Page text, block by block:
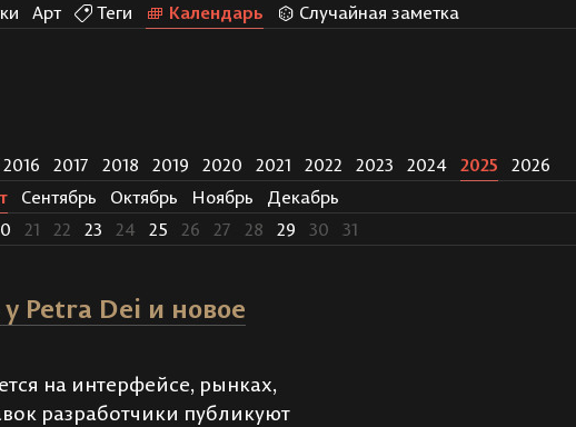
Арт Теги Календарь Случайная заметка
2016 2017 2018 2019 2020 2021 2022 2023 2024 2025
2026
Сентябрь Октябрь Ноябрь
Декабрь
21 22 23 24 25 26 27 28 29 30 31
Petra Dei и новое
на интерфейсе, рынках,
разработчики публикуют